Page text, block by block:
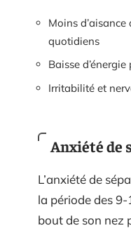
Moins
quotidiens
Baisse
Irritabilité et
Anxiété de
L’anxiété de
la période des
bout de son nez